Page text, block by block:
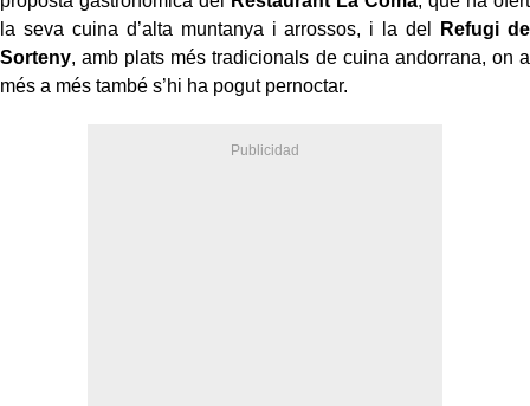
la seva cuina d’alta muntanya i arrossos, i la del
Refugi de
Sorteny, amb plats més tradicionals de cuina andorrana, on a
més a més també s’hi ha pogut pernoctar.